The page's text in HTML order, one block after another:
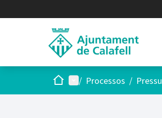
Inici Menú principal
/ Processos /